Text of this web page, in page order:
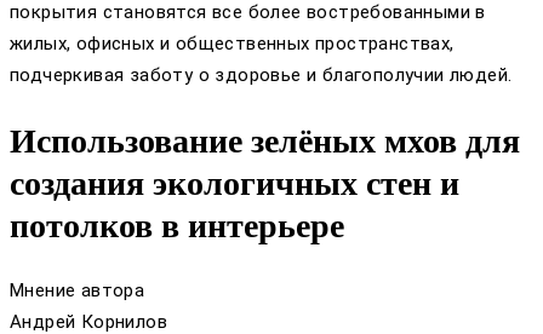
покрытия становятся все более востребованными в
жилых, офисных и общественных пространствах,
подчеркивая заботу о здоровье и благополучии людей.
Использование зелёных мхов для
создания экологичных стен и
потолков в интерьере
Мнение автора
Андрей Корнилов